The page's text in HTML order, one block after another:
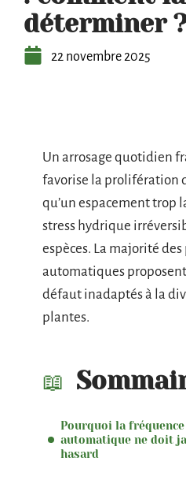
déterminer
22 novembre 2025
Un arrosage quotidien
favorise la prolifération
qu’un espacement trop
stress hydrique
espèces. La majorité
automatiques
défaut inadaptés à la
plantes.
Pourquoi la fréquence
automatique ne doit
hasard